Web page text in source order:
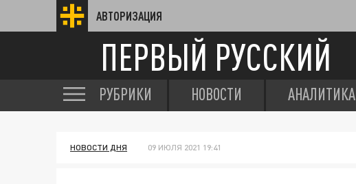
АВТОРИЗАЦИЯ
ПЕРВЫЙ РУССКИЙ
РУБРИКИ НОВОСТИ АНАЛИТИКА
НОВОСТИ ДНЯ 09 ИЮЛЯ 2021 19:41